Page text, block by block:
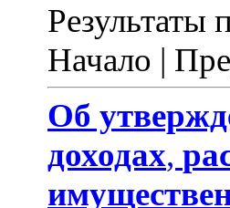
Результаты
Начало |
Об
доходах,